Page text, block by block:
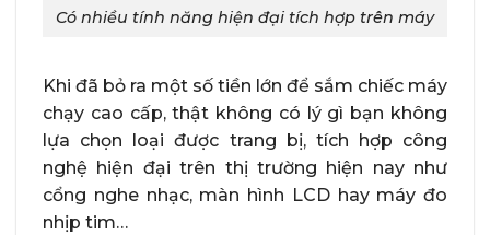
Có nhiều tính năng hiện đại tích hợp trên máy
Khi đã bỏ ra một số tiền lớn để sắm chiếc máy
chạy cao cấp, thật không có lý gì bạn không
lựa chọn loại được trang bị, tích hợp công
nghệ hiện đại trên thị trường hiện nay như
cổng nghe nhạc, màn hình LCD hay máy đo
nhịp tim…